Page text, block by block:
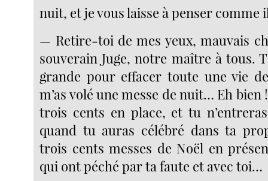
nuit, et je vous laisse à penser comme
— Retire-toi de mes yeux, mauvais
souverain Juge, notre maître à tous.
grande pour effacer toute une vie
m’as volé une messe de nuit… Eh bien
trois cents en place, et tu
quand tu auras célébré dans ta
trois cents messes de Noël en
qui ont péché par ta faute et avec toi…